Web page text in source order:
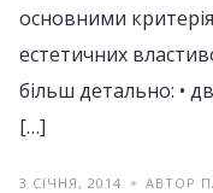
основними
естетичних
більш детально: •
[…]
3 СІЧНЯ, 2014
АВТОР